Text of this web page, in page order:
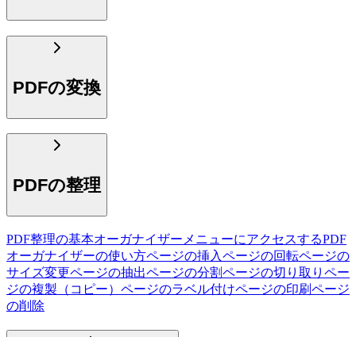
PDFの変換
PDFの整理
PDF整理の基本オーガナイザーメニューにアクセスするPDF
オーガナイザーの使い方ページの挿入ページの回転ページの
サイズ変更ページの抽出ページの分割ページの切り取り ペー
ジの複製（コピー） ページのラベル付けページの印刷ページ
の削除